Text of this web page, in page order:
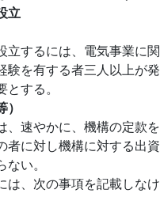
立
立するには、電気事業に
験を有する者三人以上が
する。
、速やかに、機構の定款
者に対し機構に対する出
い。
は、次の事項を記載しな